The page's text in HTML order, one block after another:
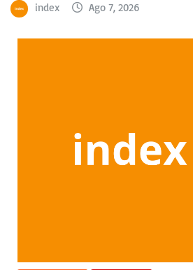
index Ago 7, 2026